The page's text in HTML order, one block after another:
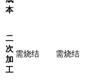
本
二
次
加
工
需烧结 需烧结